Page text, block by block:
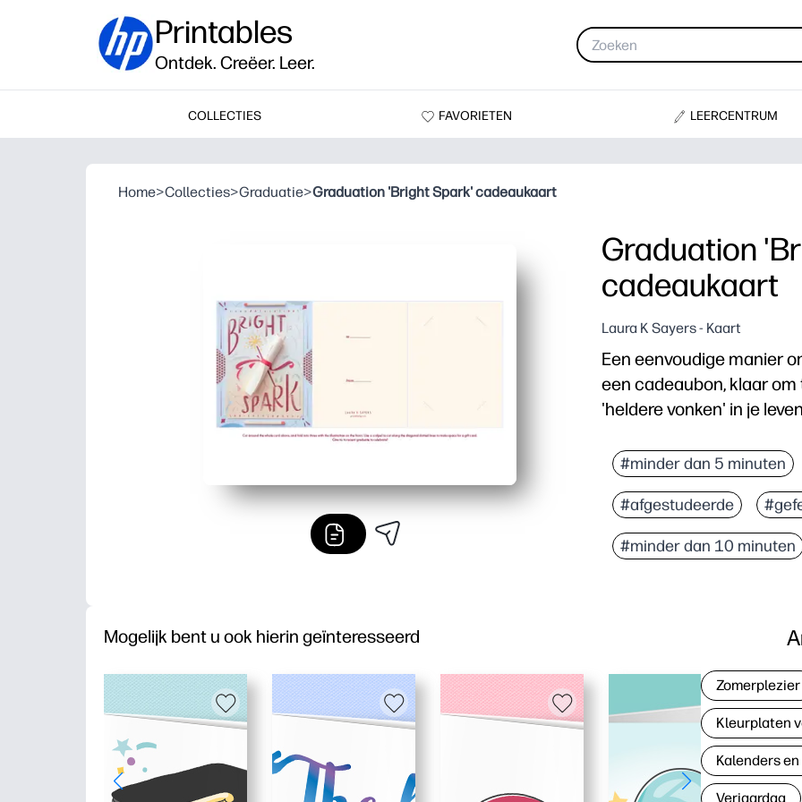
Printables
Ontdek. Creëer. Leer.
COLLECTIES FAVORIETEN LEERCENTRUM
Home>Collecties>Graduatie>Graduation 'Bright Spark' cadeaukaart
Graduation
cadeaukaart
Laura K Sayers - Kaart
Een eenvoudige manier
een cadeaubon, klaar
'heldere vonken' in je
Afdrukken, knippen en
Maak van elke
Perfect voor feestjes
Speels ontwerp met
#minder dan 5 minuten
#afgestudeerde
#minder dan 10 minuten
Mogelijk bent u ook hierin geïnteresseerd
Zomerplezier
Kleurplaten
Kalenders
Verjaardag